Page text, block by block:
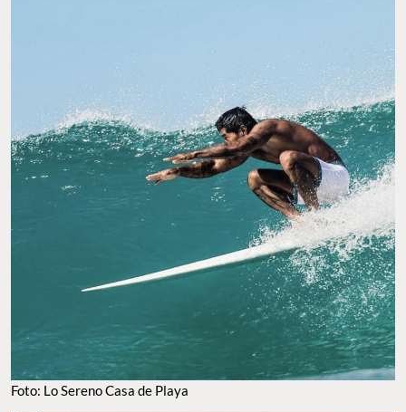
Foto: Lo Sereno Casa de Playa